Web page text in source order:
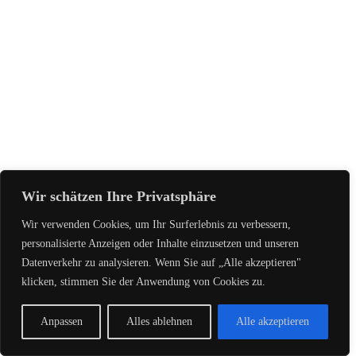
Wir schätzen Ihre Privatsphäre
Wir verwenden Cookies, um Ihr Surferlebnis zu verbessern,
personalisierte Anzeigen oder Inhalte einzusetzen und unseren
Datenverkehr zu analysieren. Wenn Sie auf „Alle akzeptieren"
klicken, stimmen Sie der Anwendung von Cookies zu.
Anpassen Alles ablehnen Alle akzeptieren